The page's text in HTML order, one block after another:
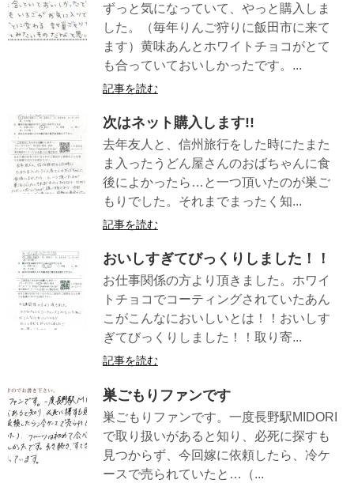
ずっと気になっていて、やっと購入しま
した。（毎年りんご狩りに飯田市に来て
ます）黄味あんとホワイトチョコがとて
も合っていておいしかったです。...
記事を読む
次はネット購入します!!
去年友人と、信州旅行をした時にたまた
ま入ったうどん屋さんのおばちゃんに食
後によかったら…と一つ頂いたのが巣ご
もりでした。それまでまったく知...
記事を読む
おいしすぎてびっくりしました！！
お仕事関係の方より頂きました。ホワイ
トチョコでコーティングされていたあん
こがこんなにおいしいとは！！おいしす
ぎてびっくりしました！！取り寄...
記事を読む
巣ごもりファンです
巣ごもりファンです。一度長野駅MIDORI
で取り扱いがあると知り、必死に探すも
見つからず、今回嫁に依頼したら、冷ケ
ースで売られていたと…（...